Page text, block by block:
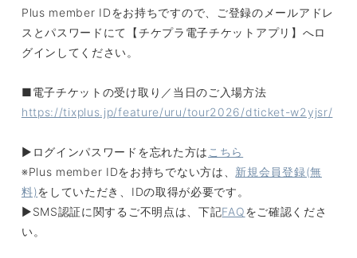
Plus member IDをお持ちですので、ご登録のメールアドレ
スとパスワードにて【チケプラ電子チケットアプリ】へロ
グインしてください。
■電子チケットの受け取り／当日のご入場方法
https://tixplus.jp/feature/uru/tour2026/dticket-w2yjsr/
▶︎ログインパスワードを忘れた方は こちら
※Plus member IDをお持ちでない方は、 新規会員登録(無
料)をしていただき、IDの取得が必要です。
▶︎SMS認証に関するご不明点は、下記FAQをご確認くださ
い。